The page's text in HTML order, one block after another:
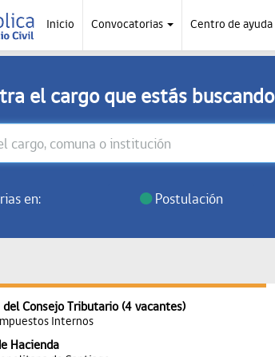
Inicio Convocatorias Centro de ayuda
el cargo que estás buscando
en: Postulación
Consejo Tributario (4 vacantes)
Internos
Hacienda